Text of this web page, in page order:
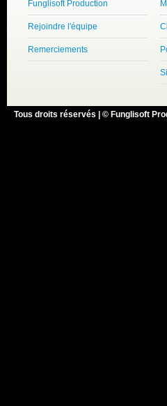
Funglisoft Production
Rejoindre l'équipe
Remerciements
Tous droits réservés | © Funglisoft